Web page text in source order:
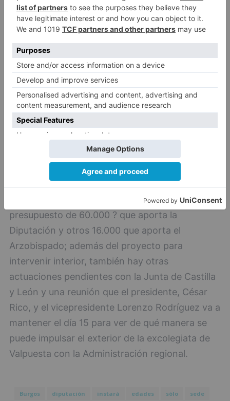
Valpuesta
Además, la Junta de Gobierno Local ha
aprobado el inicio de las obras de urgencia del
interior de la Colegiata de Valpuesta con un
presupuesto de 60.000 ? que aporta la
Diputación y otros 16.000 que aporta el
Arzobispado; además del proyecto para
intervenir interior, también hay otras
actuaciones pendientes con la Junta de Castilla
y León y una reunión que el presidente, César
Rico, y el vicepresidente Lorenzo Rodríguez va a
mantener el día 15 para ver de qué manera se
puede impulsar el exterior de la excolegiata de
Valpuesta con la Administración regional.
Burgos diputación instará edades sólo
sede